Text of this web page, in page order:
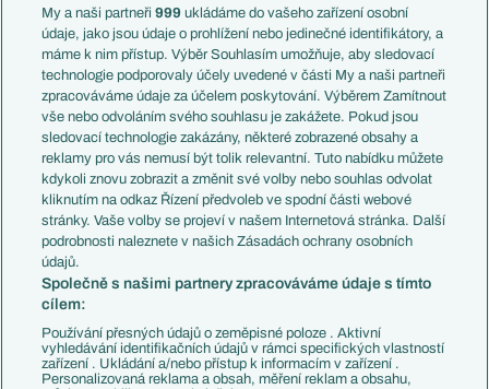
Témata
Představení týmů MS
EuroSkauting
PL v kostce
Evropské koeficienty
Přestupy
Přestupové spekulace
Zranění
Kluby
Arsenal FC
Chelsea FC
Manchester United
AC Milán
Juventus FC
Bayern Mnichov
FC Barcelona
Francie
Itálie
Německo
Španělsko
Argentina
Brazílie
Přestupy
Zápasy
Livescore
Tipovací soutěž
My a naši partneři999 ukládáme do vašeho zařízení osobní
údaje, jako jsou údaje o prohlížení nebo jedinečné identifikátory, a
máme k nim přístup. Výběr Souhlasím umožňuje, aby sledovací
technologie podporovaly účely uvedené v části My a naši partneři
zpracováváme údaje za účelem poskytování. Výběrem Zamítnout
vše nebo odvoláním svého souhlasu je zakážete. Pokud jsou
sledovací technologie zakázány, některé zobrazené obsahy a
reklamy pro vás nemusí být tolik relevantní. Tuto nabídku můžete
kdykoli znovu zobrazit a změnit své volby nebo souhlas odvolat
kliknutím na odkaz Řízení předvoleb ve spodní části webové
stránky. Vaše volby se projeví v našem Internetová stránka. Další
podrobnosti naleznete v našich Zásadách ochrany osobních
údajů.
Společně s našimi partnery zpracováváme údaje s tímto
cílem:
Používání přesných údajů o zeměpisné poloze . Aktivní
vyhledávání identifikačních údajů v rámci specifických vlastností
zařízení . Ukládání a/nebo přístup k informacím v zařízení .
Personalizovaná reklama a obsah, měření reklam a obsahu,